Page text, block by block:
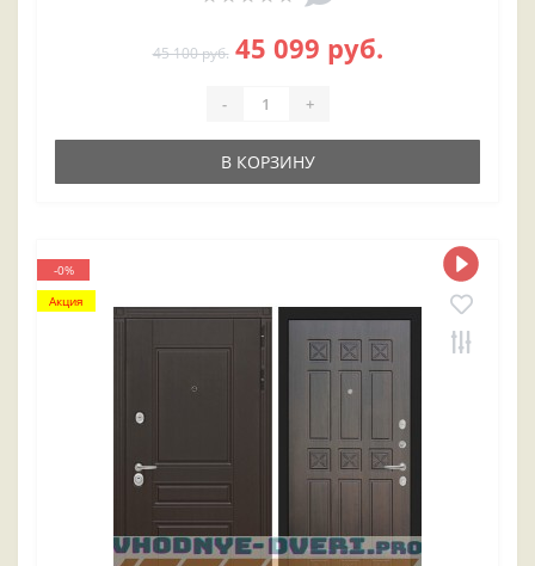
45 100 руб. 45 099 руб.
- +
В КОРЗИНУ
-0%
Акция